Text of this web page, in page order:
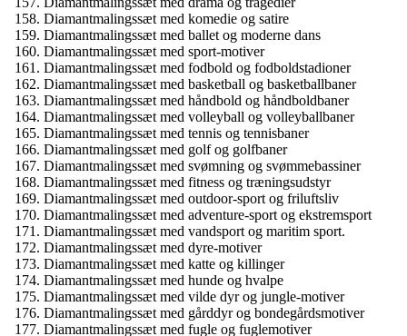
Diamantmalingssæt med komedie og satire
Diamantmalingssæt med ballet og moderne dans
Diamantmalingssæt med sport-motiver
Diamantmalingssæt med fodbold og fodboldstadioner
Diamantmalingssæt med basketball og basketballbaner
Diamantmalingssæt med håndbold og håndboldbaner
Diamantmalingssæt med volleyball og volleyballbaner
Diamantmalingssæt med tennis og tennisbaner
Diamantmalingssæt med golf og golfbaner
Diamantmalingssæt med svømning og svømmebassiner
Diamantmalingssæt med fitness og træningsudstyr
Diamantmalingssæt med outdoor-sport og friluftsliv
Diamantmalingssæt med adventure-sport og ekstremsport
Diamantmalingssæt med vandsport og maritim sport.
Diamantmalingssæt med dyre-motiver
Diamantmalingssæt med katte og killinger
Diamantmalingssæt med hunde og hvalpe
Diamantmalingssæt med vilde dyr og jungle-motiver
Diamantmalingssæt med gårddyr og bondegårdsmotiver
Diamantmalingssæt med fugle og fuglemotiver